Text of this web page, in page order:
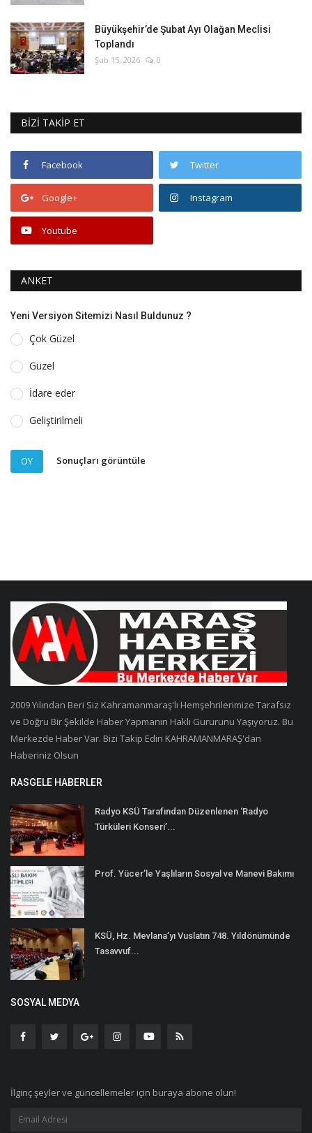
Büyükşehir’de Şubat Ayı Olağan Meclisi
Toplandı
Şub 15, 2026 0
BİZİ TAKİP ET
Facebook Twitter
Google+ Instagram
Youtube
ANKET
Yeni Versiyon Sitemizi Nasıl Buldunuz ?
Çok Güzel
Güzel
İdare eder
Geliştirilmeli
OY Sonuçları görüntüle
2009 Yılından Beri Siz Kahramanmaraş'lı Hemşehrilerimize Tarafsız
ve Doğru Bir Şekilde Haber Yapmanın Haklı Gururunu Yaşıyoruz. Bu
Merkezde Haber Var. Bizi Takip Edin KAHRAMANMARAŞ'dan
Haberiniz Olsun
RASGELE HABERLER
Radyo KSÜ Tarafından Düzenlenen ‘Radyo
Türküleri Konseri’...
Prof. Yücer’le Yaşlıların Sosyal ve Manevi Bakımı
KSÜ, Hz. Mevlana’yı Vuslatın 748. Yıldönümünde
Tasavvuf...
SOSYAL MEDYA
İlginç şeyler ve güncellemeler için buraya abone olun!